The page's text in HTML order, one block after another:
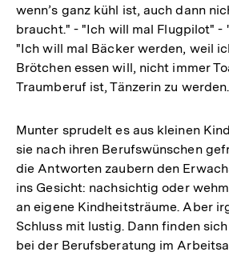
wenn’s ganz kühl ist, auch dann
braucht." - "Ich will mal Flugpilot" -
"Ich will mal Bäcker werden, weil
Brötchen essen will, nicht immer
Traumberuf ist, Tänzerin zu
Munter sprudelt es aus kleinen
sie nach ihren Berufswünschen
die Antworten zaubern den
ins Gesicht: nachsichtig oder
an eigene Kindheitsträume. Aber
Schluss mit lustig. Dann finden
bei der Berufsberatung im